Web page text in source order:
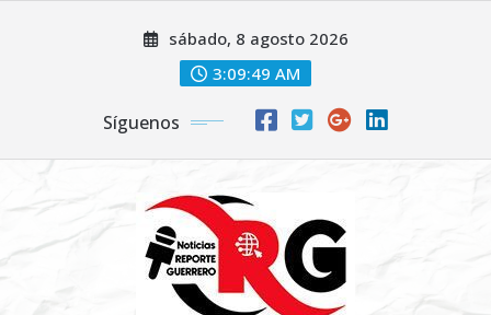
sábado, 8 agosto 2026
3:09:50 AM
Síguenos